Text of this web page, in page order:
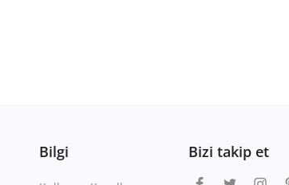
Bilgi Bizi takip et